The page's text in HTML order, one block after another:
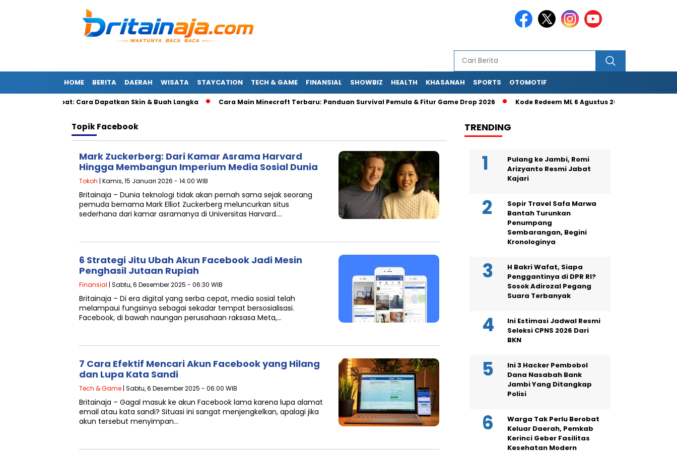
HOME BERITA DAERAH WISATA STAYCATION TECH & GAME FINANSIAL SHOWBIZ HEALTH KHASANAH SPORTS OTOMOTIF
Fruits Cepat: Cara Dapatkan Skin & Buah Langka Cara Main Minecraft Terbaru: Panduan Survival Pemula & Fitur Game Drop 2026 Kode Redeem ML 6 Agustus 2026: Klaim Diamond
TopikFacebook
Mark Zuckerberg: Dari Kamar Asrama Harvard
Hingga Membangun Imperium Media Sosial Dunia
Tokoh | Kamis, 15 Januari 2026 - 14:00 WIB
Britainaja – Dunia teknologi tidak akan pernah sama sejak seorang
pemuda bernama Mark Elliot Zuckerberg meluncurkan situs
sederhana dari kamar asramanya di Universitas Harvard….
6 Strategi Jitu Ubah Akun Facebook Jadi Mesin
Penghasil Jutaan Rupiah
Finansial | Sabtu, 6 Desember 2025 - 06:30 WIB
Britainaja – Di era digital yang serba cepat, media sosial telah
melampaui fungsinya sebagai sekadar tempat bersosialisasi.
Facebook, di bawah naungan perusahaan raksasa Meta,…
7 Cara Efektif Mencari Akun Facebook yang Hilang
dan Lupa Kata Sandi
Tech & Game | Sabtu, 6 Desember 2025 - 06:00 WIB
Britainaja – Gagal masuk ke akun Facebook lama karena lupa alamat
email atau kata sandi? Situasi ini sangat menjengkelkan, apalagi jika
akun tersebut menyimpan…
TRENDING
Pulang ke Jambi, Romi
Arizyanto Resmi Jabat
Kajari
Sopir Travel Safa Marwa
Bantah Turunkan
Penumpang
Sembarangan, Begini
Kronologinya
H Bakri Wafat, Siapa
Penggantinya di DPR RI?
Sosok Adirozal Pegang
Suara Terbanyak
Ini Estimasi Jadwal Resmi
Seleksi CPNS 2026 Dari
BKN
Ini 3 Hacker Pembobol
Dana Nasabah Bank
Jambi Yang Ditangkap
Polisi
Warga Tak Perlu Berobat
Keluar Daerah, Pemkab
Kerinci Geber Fasilitas
Kesehatan Modern